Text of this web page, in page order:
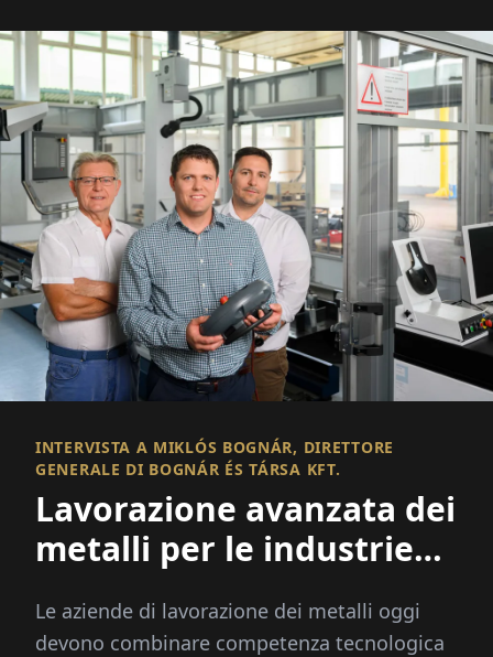
INTERVISTA A MIKLÓS BOGNÁR, DIRETTORE
GENERALE DI BOGNÁR ÉS TÁRSA KFT.
Lavorazione avanzata dei
metalli per le industrie
Le aziende di lavorazione dei metalli oggi
devono combinare competenza tecnologica